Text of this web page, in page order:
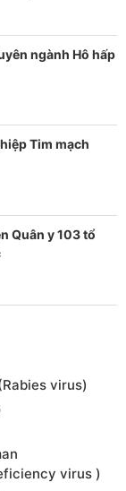
ngành Hô hấp
Tim mạch
Quân y 103 tổ
virus)
virus )